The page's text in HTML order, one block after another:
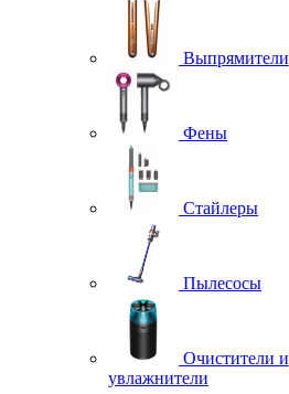
Выпрямители
Фены
Стайлеры
Пылесосы
Очистители и
увлажнители